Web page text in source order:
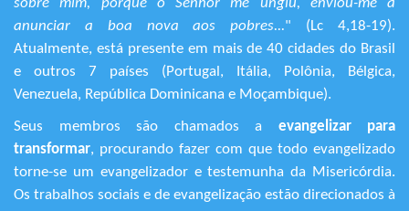
sobre mim, porque o Senhor me ungiu, enviou-me a
anunciar a boa nova aos pobres..." (Lc 4,18-19).
Atualmente, está presente em mais de 40 cidades do Brasil
e outros 7 países (Portugal, Itália, Polônia, Bélgica,
Venezuela, República Dominicana e Moçambique).
Seus membros são chamados a evangelizar para
transformar, procurando fazer com que todo evangelizado
torne-se um evangelizador e testemunha da Misericórdia.
Os trabalhos sociais e de evangelização estão direcionados à